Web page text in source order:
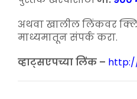
अथवा खालील लिंकवर
माध्यमातून संपर्क करा.
व्हाट्सएपच्या लिंक –